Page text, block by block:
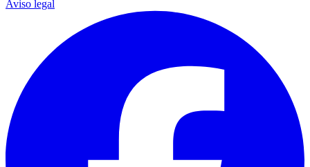
Aviso legal